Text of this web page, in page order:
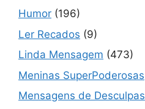
Humor (196)
Ler Recados (9)
Linda Mensagem (473)
Meninas SuperPoderosas
Mensagens de Desculpas